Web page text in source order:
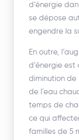
d’énergie
se dépose
engendre la
En outre,
d’énergie est
diminution
de l’eau
temps de
ce qui
familles de 5